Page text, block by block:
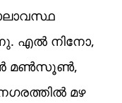
എല്‍ നിനോ,
മണ്‍സൂണ്‍,
മഴ